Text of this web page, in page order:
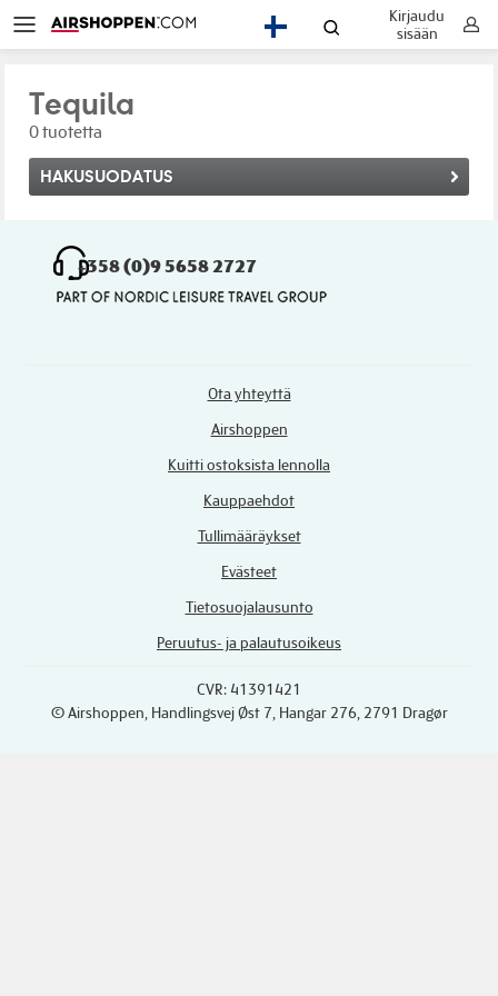
Kirjaudu
sisään
Tequila
0 tuotetta
HAKUSUODATUS
+358 (0)9 5658 2727
Ota yhteyttä
Airshoppen
Kuitti ostoksista lennolla
Kauppaehdot
Tullimääräykset
Evästeet
Tietosuojalausunto
Peruutus- ja palautusoikeus
CVR: 41391421
© Airshoppen , Handlingsvej Øst 7, Hangar 276, 2791 Dragør